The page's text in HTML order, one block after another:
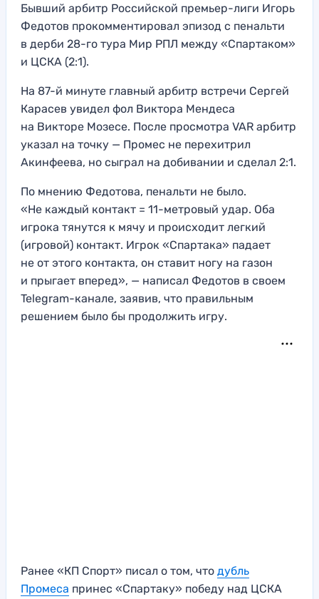
Бывший арбитр Российской премьер-лиги Игорь
Федотов прокомментировал эпизод с пенальти
в дерби 28-го тура Мир РПЛ между «Спартаком»
и ЦСКА (2:1).
На 87-й минуте главный арбитр встречи Сергей
Карасев увидел фол Виктора Мендеса
на Викторе Мозесе. После просмотра VAR арбитр
указал на точку — Промес не перехитрил
Акинфеева, но сыграл на добивании и сделал 2:1.
По мнению Федотова, пенальти не было.
«Не каждый контакт = 11-метровый удар. Оба
игрока тянутся к мячу и происходит легкий
(игровой) контакт. Игрок «Спартака» падает
не от этого контакта, он ставит ногу на газон
и прыгает вперед», — написал Федотов в своем
Telegram-канале, заявив, что правильным
решением было бы продолжить игру.
Ранее «КП Спорт» писал о том, что дубль
Промеса принес «Спартаку» победу над ЦСКА